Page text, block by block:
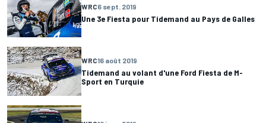
WRC6 sept. 2019
Une 3e Fiesta pour Tidemand au Pays de Galles
WRC16 août 2019
Tidemand au volant d'une Ford Fiesta de M-
Sport en Turquie